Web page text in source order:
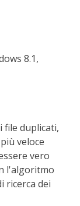
8.1,
file duplicati,
veloce
vero
l'algoritmo
ricerca dei